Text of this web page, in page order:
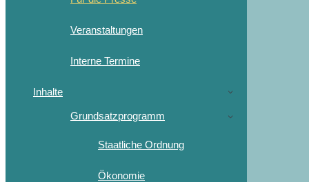
Veranstaltungen
Interne Termine
Inhalte
Grundsatzprogramm
Staatliche Ordnung
Ökonomie